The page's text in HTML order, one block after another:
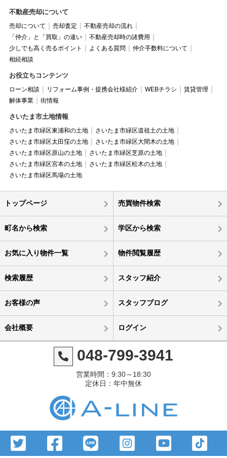
不動産売却について
売却について 売却査定
不動産売却の流れ
「仲介」と「買取」の違い
不動産売却時の諸費用
少しでも高く売るポイント
よくある質問
仲介手数料について
相続相談
お役立ちコンテンツ
ローン相談 リフォーム事例・提携会社様紹介 WEBチラシ
賃貸管理
解体事業
街情報
さいたま市土地情報
さいたま市緑区東浦和の土地
さいたま市緑区道祖土の土地
さいたま市緑区太田窪の土地
さいたま市緑区大間木の土地
さいたま市緑区原山の土地
さいたま市緑区芝原の土地
さいたま市緑区宮本の土地
さいたま市緑区松木の土地
さいたま市緑区馬場の土地
トップページ 売買物件検索
町名から検索 学区から検索
お気に入り物件一覧 物件閲覧履歴
検索履歴 スタッフ紹介
お客様の声 スタッフブログ
会社概要 ログイン
048-799-3941
営業時間：9:30～18:30
定休日：年中無休